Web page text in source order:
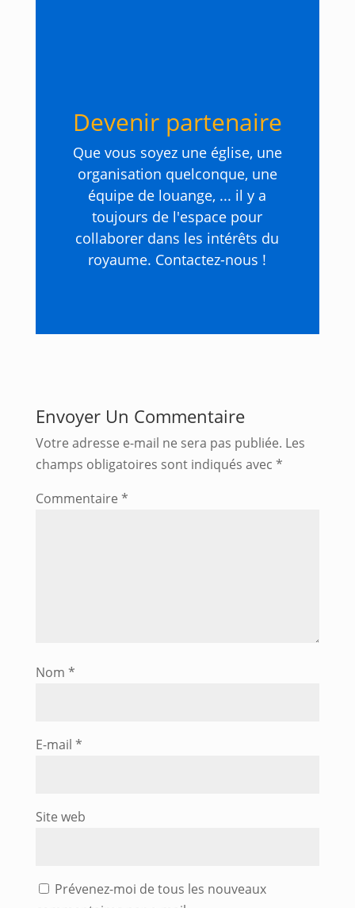
Devenir partenaire
Que vous soyez une église, une
organisation quelconque, une
équipe de louange, ... il y a
toujours de l'espace pour
collaborer dans les intérêts du
royaume. Contactez-nous !
Envoyer Un Commentaire
Votre adresse e-mail ne sera pas publiée. Les
champs obligatoires sont indiqués avec *
Commentaire *
Nom *
E-mail *
Site web
Prévenez-moi de tous les nouveaux